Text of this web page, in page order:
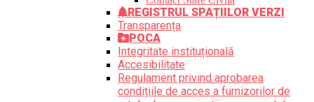
REGISTRUL SPAȚIILOR VERZI
Transparența
POCA
Integritate instituțională
Accesibilitate
Regulament privind aprobarea
condițiile de acces a furnizorilor de